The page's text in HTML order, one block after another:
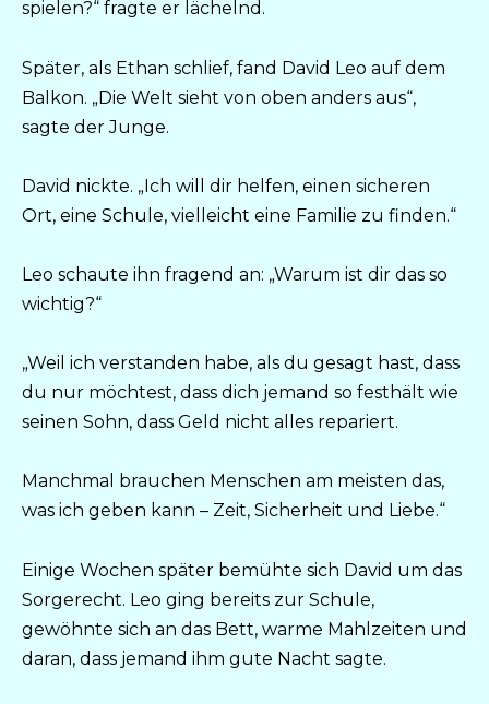
spielen?“ fragte er lächelnd.
Später, als Ethan schlief, fand David Leo auf dem
Balkon. „Die Welt sieht von oben anders aus“,
sagte der Junge.
David nickte. „Ich will dir helfen, einen sicheren
Ort, eine Schule, vielleicht eine Familie zu finden.“
Leo schaute ihn fragend an: „Warum ist dir das so
wichtig?“
„Weil ich verstanden habe, als du gesagt hast, dass
du nur möchtest, dass dich jemand so festhält wie
seinen Sohn, dass Geld nicht alles repariert.
Manchmal brauchen Menschen am meisten das,
was ich geben kann – Zeit, Sicherheit und Liebe.“
Einige Wochen später bemühte sich David um das
Sorgerecht. Leo ging bereits zur Schule,
gewöhnte sich an das Bett, warme Mahlzeiten und
daran, dass jemand ihm gute Nacht sagte.